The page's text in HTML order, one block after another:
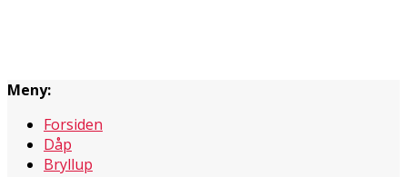
Meny:
Forsiden
Dåp
Bryllup